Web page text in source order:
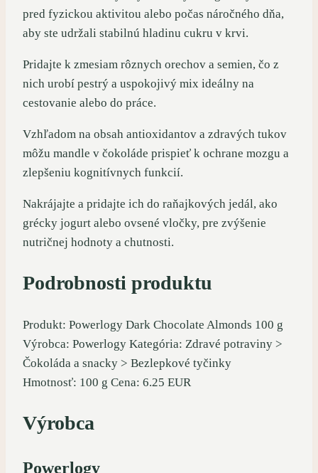
pred fyzickou aktivitou alebo počas náročného dňa,
aby ste udržali stabilnú hladinu cukru v krvi.
Pridajte k zmesiam rôznych orechov a semien, čo z
nich urobí pestrý a uspokojivý mix ideálny na
cestovanie alebo do práce.
Vzhľadom na obsah antioxidantov a zdravých tukov
môžu mandle v čokoláde prispieť k ochrane mozgu a
zlepšeniu kognitívnych funkcií.
Nakrájajte a pridajte ich do raňajkových jedál, ako
grécky jogurt alebo ovsené vločky, pre zvýšenie
nutričnej hodnoty a chutnosti.
Podrobnosti produktu
Produkt: Powerlogy Dark Chocolate Almonds 100 g
Výrobca: Powerlogy Kategória: Zdravé potraviny >
Čokoláda a snacky > Bezlepkové tyčinky
Hmotnosť: 100 g Cena: 6.25 EUR
Výrobca
Powerlogy